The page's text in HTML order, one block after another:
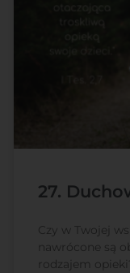
27.
Czy w Twojej
nawrócone są
rodzajem